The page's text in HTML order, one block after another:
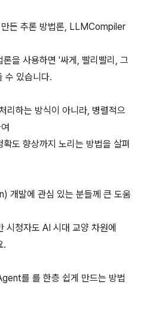
든 추론 방법론, LLMCompiler
을 사용하면 '싸게, 빨리빨리, 그
수 있습니다.
리하는 방식이 아니라, 병렬적으
도 향상까지 노리는 방법을 살펴
개발에 관심 있는 분들께 큰 도움
시청자도 AI 시대 교양 차원에
.
를 를 한층 쉽게 만드는 방법